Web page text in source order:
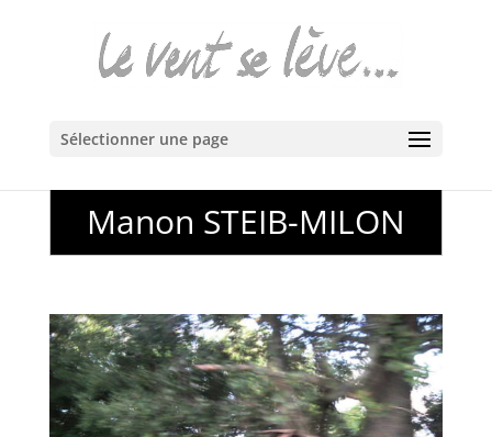
Sélectionner une page
Manon STEIB-MILON